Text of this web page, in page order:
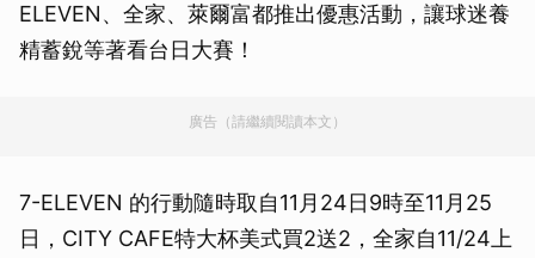
ELEVEN、全家、萊爾富都推出優惠活動，讓球迷養
精蓄銳等著看台日大賽！
廣告（請繼續閱讀本文）
7-ELEVEN 的行動隨時取自11月24日9時至11月25
日，CITY CAFE特大杯美式買2送2，全家自11/24上